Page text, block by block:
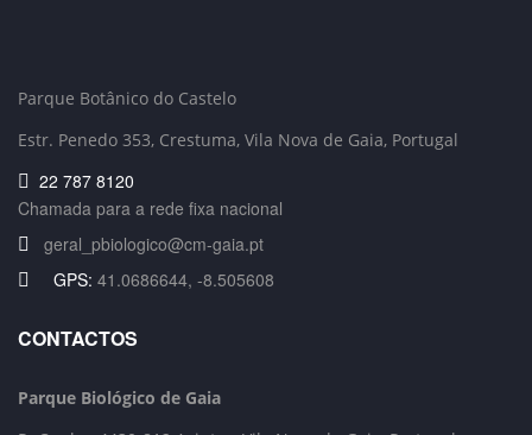
Parque Botânico do Castelo
Estr. Penedo 353, Crestuma, Vila Nova de Gaia, Portugal
22 787 8120
Chamada para a rede fixa nacional
geral_pbiologico@cm-gaia.pt
GPS: 41.0686644, -8.505608
CONTACTOS
Parque Biológico de Gaia